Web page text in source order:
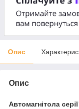
Опис
Опис
Автомагнітола